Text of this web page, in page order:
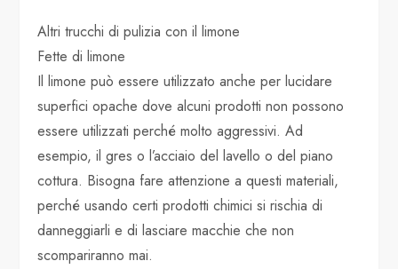
Altri trucchi di pulizia con il limone
Fette di limone
Il limone può essere utilizzato anche per lucidare
superfici opache dove alcuni prodotti non possono
essere utilizzati perché molto aggressivi. Ad
esempio, il gres o l’acciaio del lavello o del piano
cottura. Bisogna fare attenzione a questi materiali,
perché usando certi prodotti chimici si rischia di
danneggiarli e di lasciare macchie che non
scompariranno mai.